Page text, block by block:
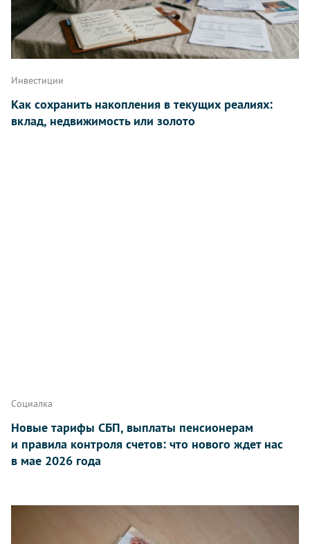
Инвестиции
Как сохранить накопления в текущих реалиях:
вклад, недвижимость или золото
Социалка
Новые тарифы СБП, выплаты пенсионерам
и правила контроля счетов: что нового ждет нас
в мае 2026 года